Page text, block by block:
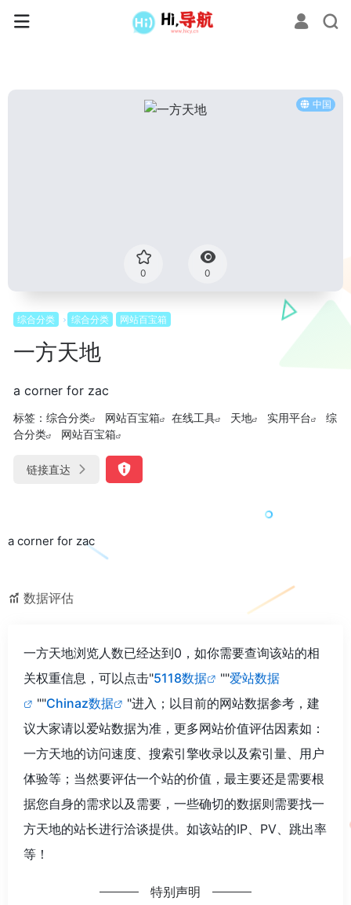
中国
0 0
综合分类 综合分类 网站百宝箱
一方天地
a corner for zac
标签： 综合分类 网站百宝箱 在线工具 天地 实用平台
综
合分类
网站百宝箱
链接直达
a corner for zac
数据评估
一方天地浏览人数已经达到0，如你需要查询该站的相
关权重信息，可以点击"5118数据 ""爱站数据
""Chinaz数据
"进入；以目前的网站数据参考，建
议大家请以爱站数据为准，更多网站价值评估因素如：
一方天地的访问速度、搜索引擎收录以及索引量、用户
体验等；当然要评估一个站的价值，最主要还是需要根
据您自身的需求以及需要，一些确切的数据则需要找一
方天地的站长进行洽谈提供。如该站的IP、PV、跳出率
等！
特别声明